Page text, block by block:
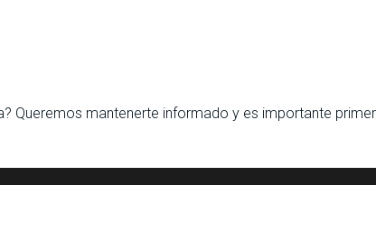
Queremos mantenerte informado y es importante